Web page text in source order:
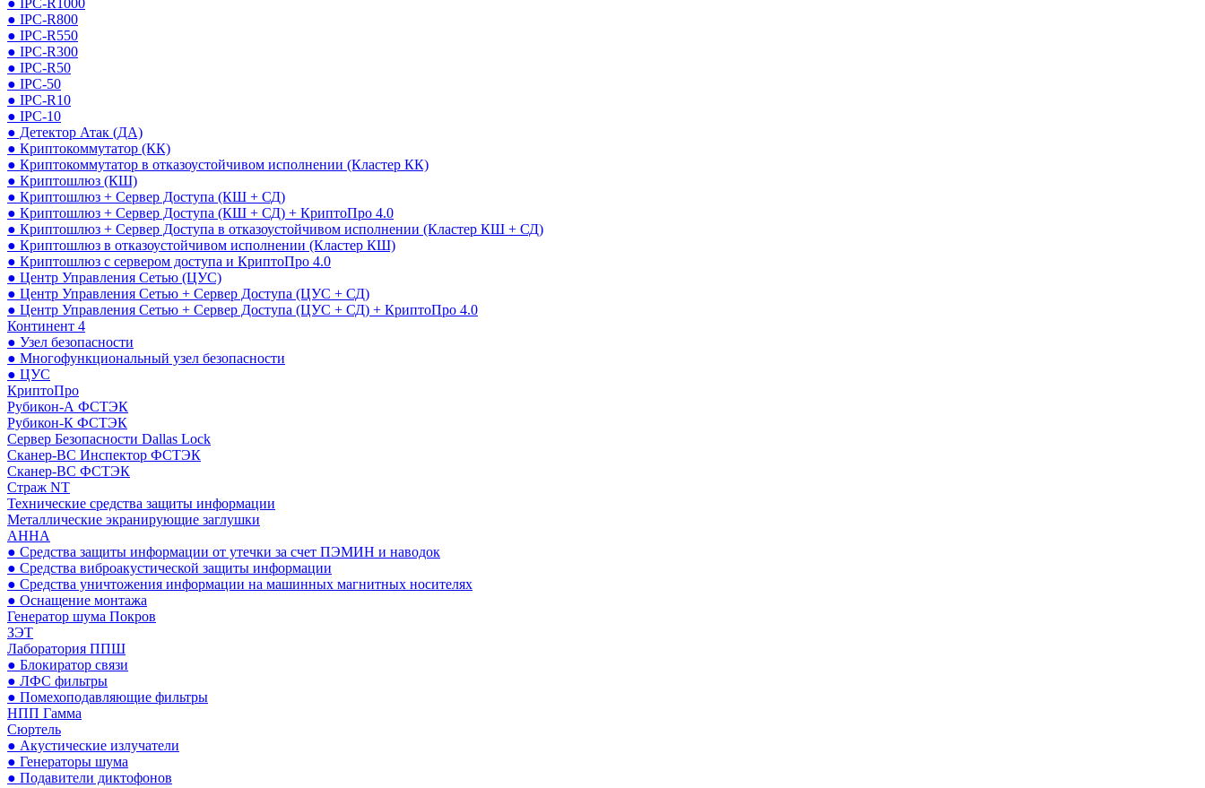
● IPC-R800
● IPC-R550
● IPC-R300
● IPC-R50
● IPC-50
● IPC-R10
● IPC-10
● Детектор Атак (ДА)
● Криптокоммутатор (КК)
● Криптокоммутатор в отказоустойчивом исполнении (Кластер КК)
● Криптошлюз (КШ)
● Криптошлюз + Сервер Доступа (КШ + СД)
● Криптошлюз + Сервер Доступа (КШ + СД) + КриптоПро 4.0
● Криптошлюз + Сервер Доступа в отказоустойчивом исполнении (Кластер КШ + СД)
● Криптошлюз в отказоустойчивом исполнении (Кластер КШ)
● Криптошлюз с сервером доступа и КриптоПро 4.0
● Центр Управления Сетью (ЦУС)
● Центр Управления Сетью + Сервер Доступа (ЦУС + СД)
● Центр Управления Сетью + Сервер Доступа (ЦУС + СД) + КриптоПро 4.0
Континент 4
● Узел безопасности
● Многофункциональный узел безопасности
● ЦУС
КриптоПро
Рубикон-А ФСТЭК
Рубикон-К ФСТЭК
Сервер Безопасности Dallas Lock
Сканер-ВС Инспектор ФСТЭК
Сканер-ВС ФСТЭК
Страж NT
Технические средства защиты информации
Металлические экранирующие заглушки
АННА
● Средства защиты информации от утечки за счет ПЭМИН и наводок
● Средства виброакустической защиты информации
● Средства уничтожения информации на машинных магнитных носителях
● Оснащение монтажа
Генератор шума Покров
ЗЭТ
Лаборатория ППШ
● Блокиратор связи
● ЛФС фильтры
● Помехоподавляющие фильтры
НПП Гамма
Сюртель
● Акустические излучатели
● Генераторы шума
● Подавители диктофонов